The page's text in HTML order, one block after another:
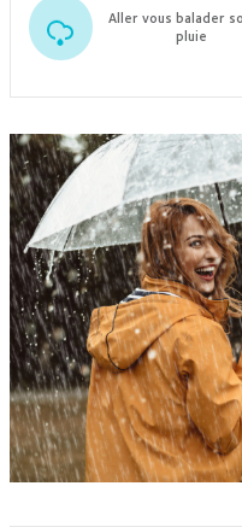
Aller vous balader
pluie